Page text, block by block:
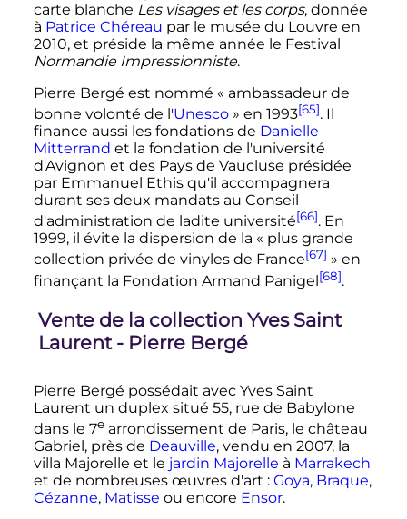
carte blanche Les visages et les corps, donnée
à Patrice Chéreau par le musée du Louvre en
2010, et préside la même année le Festival
Normandie Impressionniste.
Pierre Bergé est nommé « ambassadeur de
bonne volonté de l'Unesco » en 1993[65]. Il
finance aussi les fondations de Danielle
Mitterrand et la fondation de l'université
d'Avignon et des Pays de Vaucluse présidée
par Emmanuel Ethis qu'il accompagnera
durant ses deux mandats au Conseil
d'administration de ladite université[66]. En
1999, il évite la dispersion de la « plus grande
collection privée de vinyles de France[67] » en
finançant la Fondation Armand Panigel[68].
Vente de la collection Yves Saint
Laurent - Pierre Bergé
Pierre Bergé possédait avec Yves Saint
Laurent un duplex situé 55, rue de Babylone
dans le 7e arrondissement de Paris, le château
Gabriel, près de Deauville, vendu en 2007, la
villa Majorelle et le jardin Majorelle à Marrakech
et de nombreuses œuvres d'art : Goya, Braque,
Cézanne, Matisse ou encore Ensor.